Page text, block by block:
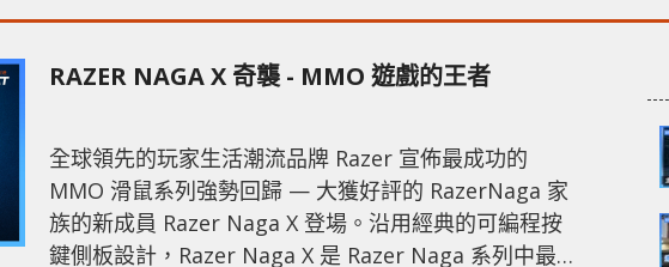
RAZER NAGA X 奇襲 - MMO 遊戲的王者
全球領先的玩家生活潮流品牌 Razer 宣佈最成功的
MMO 滑鼠系列強勢回歸 — 大獲好評的 RazerNaga 家
族的新成員 Razer Naga X 登場。沿用經典的可編程按
鍵側板設計，Razer Naga X 是 Razer Naga 系列中最輕